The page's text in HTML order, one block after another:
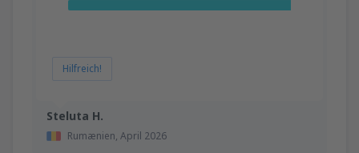
Steluta H.
Rumænien, April 2026
Hilfreich!